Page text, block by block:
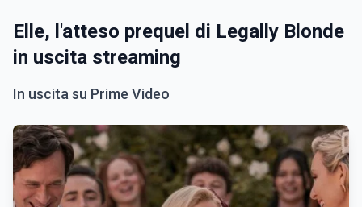
Elle, l'atteso prequel di Legally Blonde
in uscita streaming
In uscita su Prime Video